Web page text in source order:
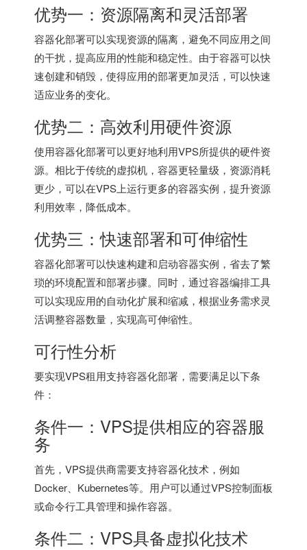
优势一：资源隔离和灵活部署
容器化部署可以实现资源的隔离，避免不同应用之间
的干扰，提高应用的性能和稳定性。由于容器可以快
速创建和销毁，使得应用的部署更加灵活，可以快速
适应业务的变化。
优势二：高效利用硬件资源
使用容器化部署可以更好地利用VPS所提供的硬件资
源。相比于传统的虚拟机，容器更轻量级，资源消耗
更少，可以在VPS上运行更多的容器实例，提升资源
利用效率，降低成本。
优势三：快速部署和可伸缩性
容器化部署可以快速构建和启动容器实例，省去了繁
琐的环境配置和部署步骤。同时，通过容器编排工具
可以实现应用的自动化扩展和缩减，根据业务需求灵
活调整容器数量，实现高可伸缩性。
可行性分析
要实现VPS租用支持容器化部署，需要满足以下条
件：
条件一：VPS提供相应的容器服
务
首先，VPS提供商需要支持容器化技术，例如
Docker、Kubernetes等。用户可以通过VPS控制面板
或命令行工具管理和操作容器。
条件二：VPS具备虚拟化技术